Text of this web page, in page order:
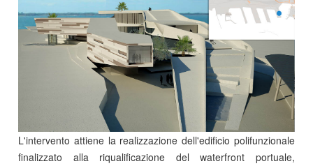
L'intervento attiene la realizzazione dell'edificio polifunzionale
finalizzato alla riqualificazione del waterfront portuale,